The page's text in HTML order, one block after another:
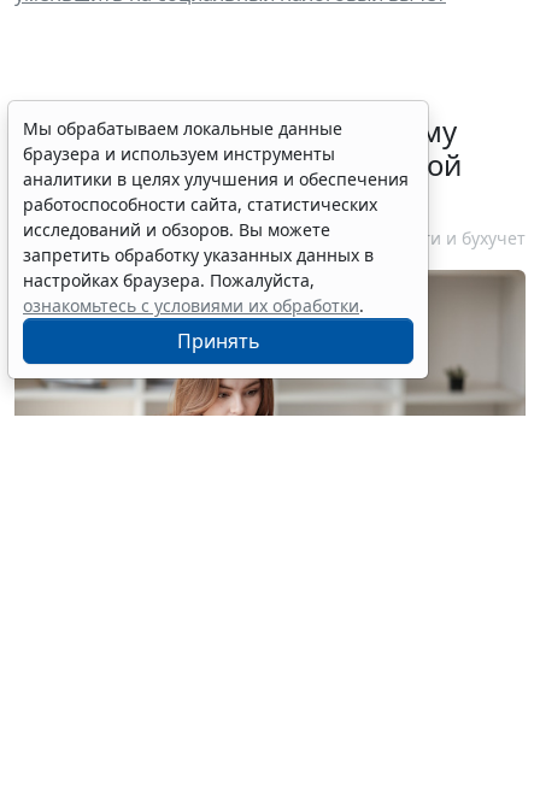
ФНС России рассказала малому
бизнесу о порядке упрощенной
ликвидации компании
7 августа 2026 18:16 Налоги и бухучет
Мы обрабатываем локальные данные
браузера и используем инструменты
аналитики в целях улучшения и обеспечения
работоспособности сайта, статистических
исследований и обзоров. Вы можете
запретить обработку указанных данных в
настройках браузера. Пожалуйста,
ознакомьтесь с условиями их обработки.
Принять